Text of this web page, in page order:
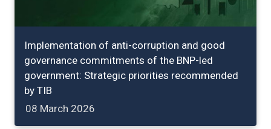
Implementation of anti-corruption and good
governance commitments of the BNP-led
government: Strategic priorities recommended
by TIB
08 March 2026